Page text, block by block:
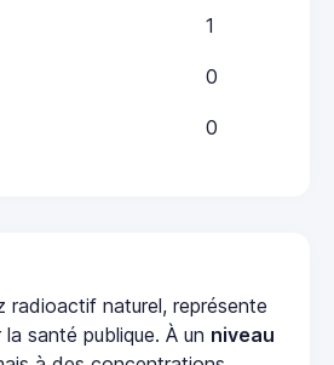
1
0
0
radioactif naturel, représente
santé publique. À un niveau